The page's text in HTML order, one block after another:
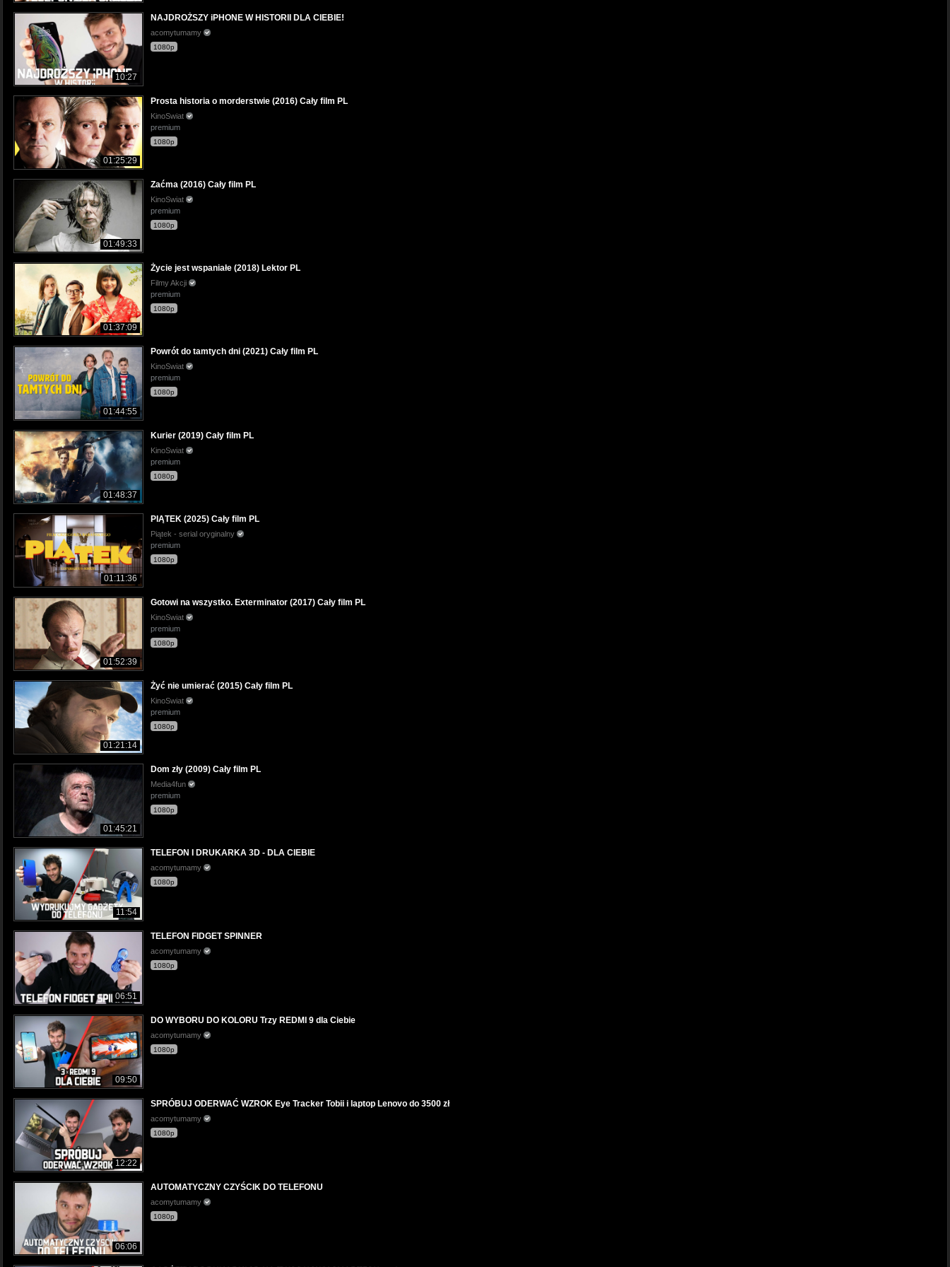
10:27
NAJDROŻSZY iPHONE W HISTORII DLA CIEBIE!
acomytumamy
1080p
01:25:29
Prosta historia o morderstwie (2016) Cały film PL
KinoSwiat
premium
1080p
01:49:33
Zaćma (2016) Cały film PL
KinoSwiat
premium
1080p
01:37:09
Życie jest wspaniałe (2018) Lektor PL
Filmy Akcji
premium
1080p
01:44:55
Powrót do tamtych dni (2021) Cały film PL
KinoSwiat
premium
1080p
01:48:37
Kurier (2019) Cały film PL
KinoSwiat
premium
1080p
01:11:36
PIĄTEK (2025) Cały film PL
Piątek - serial oryginalny
premium
1080p
01:52:39
Gotowi na wszystko. Exterminator (2017) Cały film PL
KinoSwiat
premium
1080p
01:21:14
Żyć nie umierać (2015) Cały film PL
KinoSwiat
premium
1080p
01:45:21
Dom zły (2009) Cały film PL
Media4fun
premium
1080p
11:54
TELEFON I DRUKARKA 3D - DLA CIEBIE
acomytumamy
1080p
06:51
TELEFON FIDGET SPINNER
acomytumamy
1080p
09:50
DO WYBORU DO KOLORU Trzy REDMI 9 dla Ciebie
acomytumamy
1080p
12:22
SPRÓBUJ ODERWAĆ WZROK Eye Tracker Tobii i laptop Lenovo do 3500 zł
acomytumamy
1080p
06:06
AUTOMATYCZNY CZYŚCIK DO TELEFONU
acomytumamy
1080p